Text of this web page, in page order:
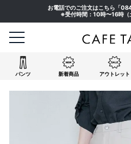
お電話でのご注文はこちら「
※受付時間：10時〜16時（
パンツ 新着商品 アウトレット